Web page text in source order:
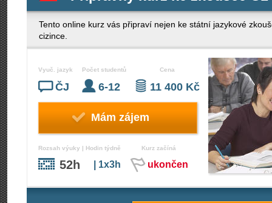
Tento online kurz vás připraví nejen ke státní jazykové
cizince.
Vyuč. jazyk
ČJ
Počet studentů
6-12
Cena
11 400 Kč
Mám zájem
Rozsah výuky | Hodin týdně
52h | 1x3h
Kurz začíná
ukončen